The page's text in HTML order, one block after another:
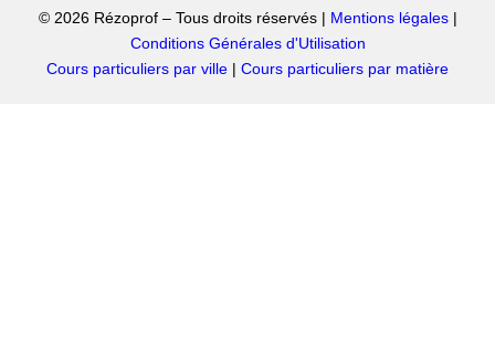
© 2026 Rézoprof – Tous droits réservés | Mentions légales|
Conditions Générales d'Utilisation
Cours particuliers par ville | Cours particuliers par matière